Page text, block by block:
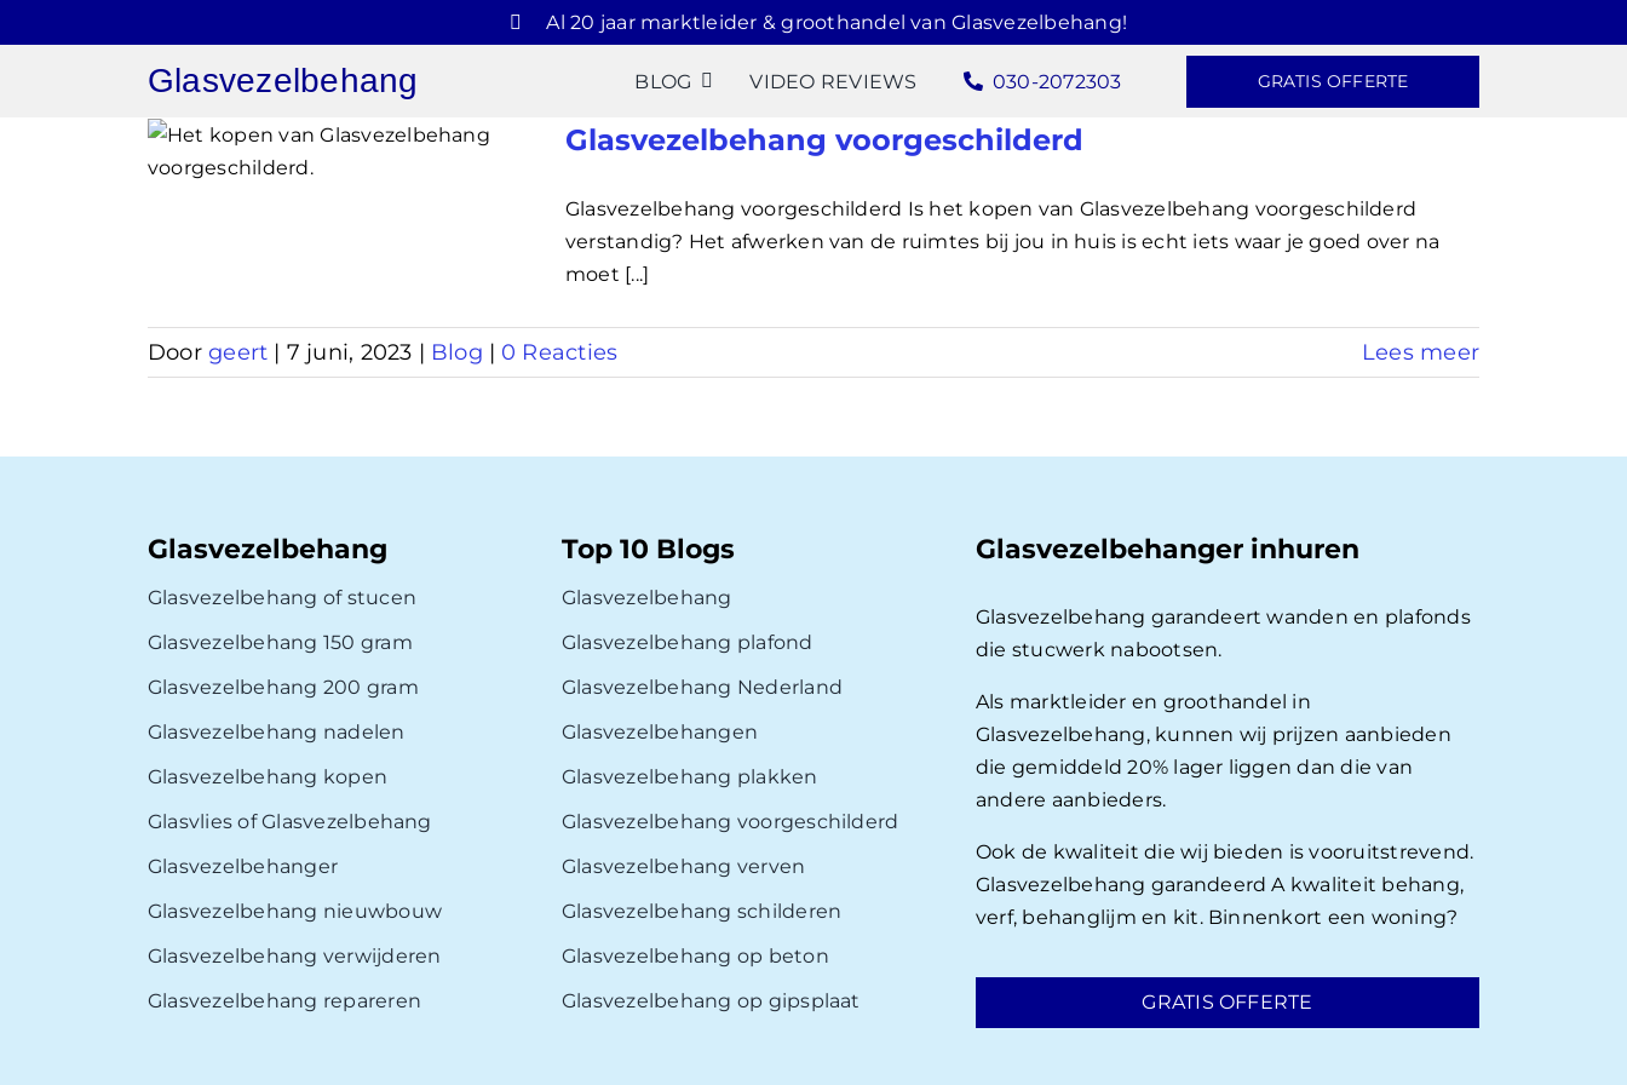
naar
Al 20 jaar marktleider & groothandel van Glasvezelbehang!
Glasvezelbehang BLOG VIDEO REVIEWS 030-2072303 GRATIS OFFERTE
Glasvezelbehang voorgeschilderd
Glasvezelbehang voorgeschilderd Is het kopen van Glasvezelbehang voorgeschilderd
verstandig? Het afwerken van de ruimtes bij jou in huis is echt iets waar je goed over na
moet [...]
Doorgeert | 7 juni, 2023 | Blog | 0 Reacties Lees meer
Glasvezelbehang
Glasvezelbehang of stucen
Glasvezelbehang 150 gram
Glasvezelbehang 200 gram
Glasvezelbehang nadelen
Glasvezelbehang kopen
Glasvlies of Glasvezelbehang
Glasvezelbehanger
Glasvezelbehang nieuwbouw
Glasvezelbehang verwijderen
Glasvezelbehang repareren
Top 10 Blogs
Glasvezelbehang
Glasvezelbehang plafond
Glasvezelbehang Nederland
Glasvezelbehangen
Glasvezelbehang plakken
Glasvezelbehang voorgeschilderd
Glasvezelbehang verven
Glasvezelbehang schilderen
Glasvezelbehang op beton
Glasvezelbehang op gipsplaat
Glasvezelbehanger inhuren
Glasvezelbehang garandeert wanden en plafonds
die stucwerk nabootsen.
Als marktleider en groothandel in
Glasvezelbehang, kunnen wij prijzen aanbieden
die gemiddeld 20% lager liggen dan die van
andere aanbieders.
Ook de kwaliteit die wij bieden is vooruitstrevend.
Glasvezelbehang garandeerd A kwaliteit behang,
verf, behanglijm en kit. Binnenkort een woning?
GRATIS OFFERTE